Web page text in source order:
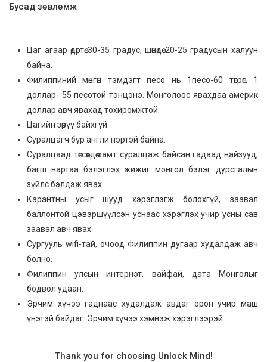
Бусад зөвлөмж
Цаг агаар өдөртөө 30-35 градус, шөнөдөө 20-25 градусын халуун
байна.
Филиппиний мөнгөн тэмдэгт песо нь 1песо-60 төгрөг, 1
доллар- 55 песотой тэнцэнэ. Монголоос явахдаа америк
доллар авч явахад тохиромжтой.
Цагийн зөрүү байхгүй.
Суралцагч бүр англи нэртэй байна.
Суралцаад төгсөхдөө хамт суралцаж байсан гадаад найзууд,
багш нартаа бэлэглэх жижиг монгол бэлэг дурсгалын
зүйлс бэлдэж явах
Карантны усыг шууд хэрэглэгж болохгүй, заавал
баллонтой цэвэршүүлсэн уснаас хэрэглэх учир усны сав
заавал авч явах
Сургууль wifi-тай, очоод Филиппин дугаар худалдаж авч
болно.
Филиппин улсын интернэт, вайфай, дата Монголыг
бодвол удаан.
Эрчим хүчээ гаднаас худалдаж авдаг орон учир маш
үнэтэй байдаг. Эрчим хүчээ хэмнэж хэрэглээрэй.
Thank you for choosing Unlock Mind!